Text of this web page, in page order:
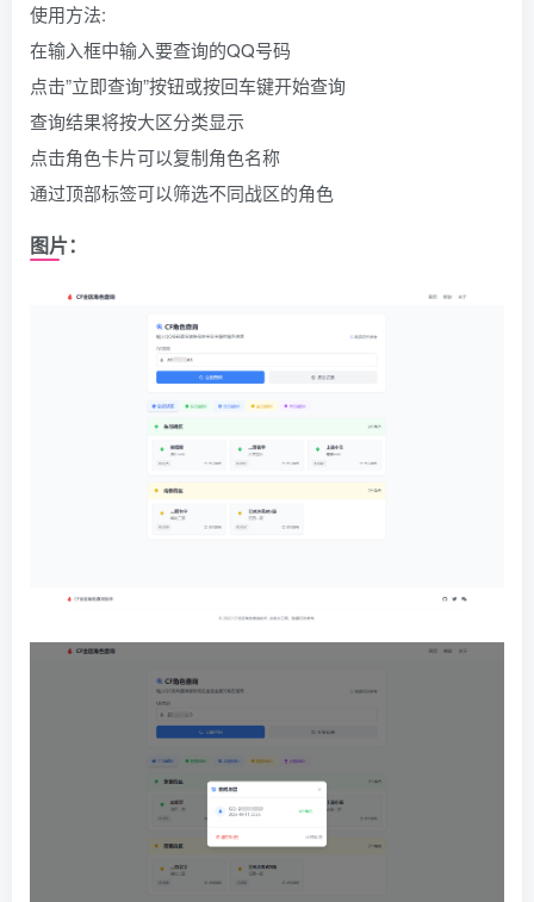
使用方法:
在输入框中输入要查询的QQ号码
点击”立即查询”按钮或按回车键开始查询
查询结果将按大区分类显示
点击角色卡片可以复制角色名称
通过顶部标签可以筛选不同战区的角色
图片：